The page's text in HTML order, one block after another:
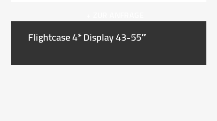
Flightcase 4* Display 43-55″